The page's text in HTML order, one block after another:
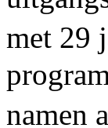
met 29